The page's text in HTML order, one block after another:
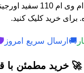
پوسته سپر جلو ام
خرید کلیک کنید.
🚚 ارسال سریع امروز
🚀 خرید مطمئن با